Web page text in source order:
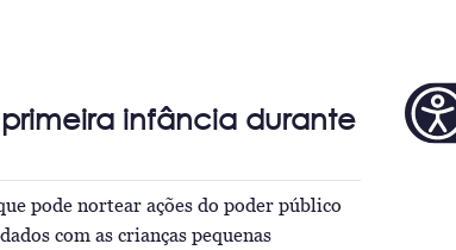
infância durante
pode nortear ações do poder público
com as crianças pequenas